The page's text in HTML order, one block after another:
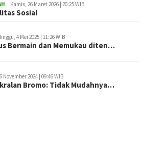
Kamis, 26 Maret 2026 | 20:25 WIB
Sosial
4 Mei 2025 | 11:26 WIB
Bermain dan Memukau diten…
November 2024 | 09:46 WIB
Bromo: Tidak Mudahnya…